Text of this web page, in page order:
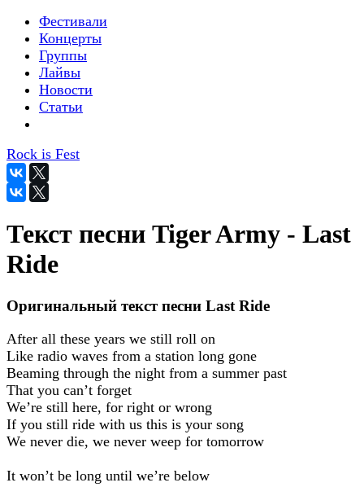
Фестивали
Концерты
Группы
Лайвы
Новости
Статьи
Rock is Fest
Текст песни Tiger Army - Last
Ride
Оригинальный текст песни Last Ride
After all these years we still roll on
Like radio waves from a station long gone
Beaming through the night from a summer past
That you can’t forget
We’re still here, for right or wrong
If you still ride with us this is your song
We never die, we never weep for tomorrow
It won’t be long until we’re below